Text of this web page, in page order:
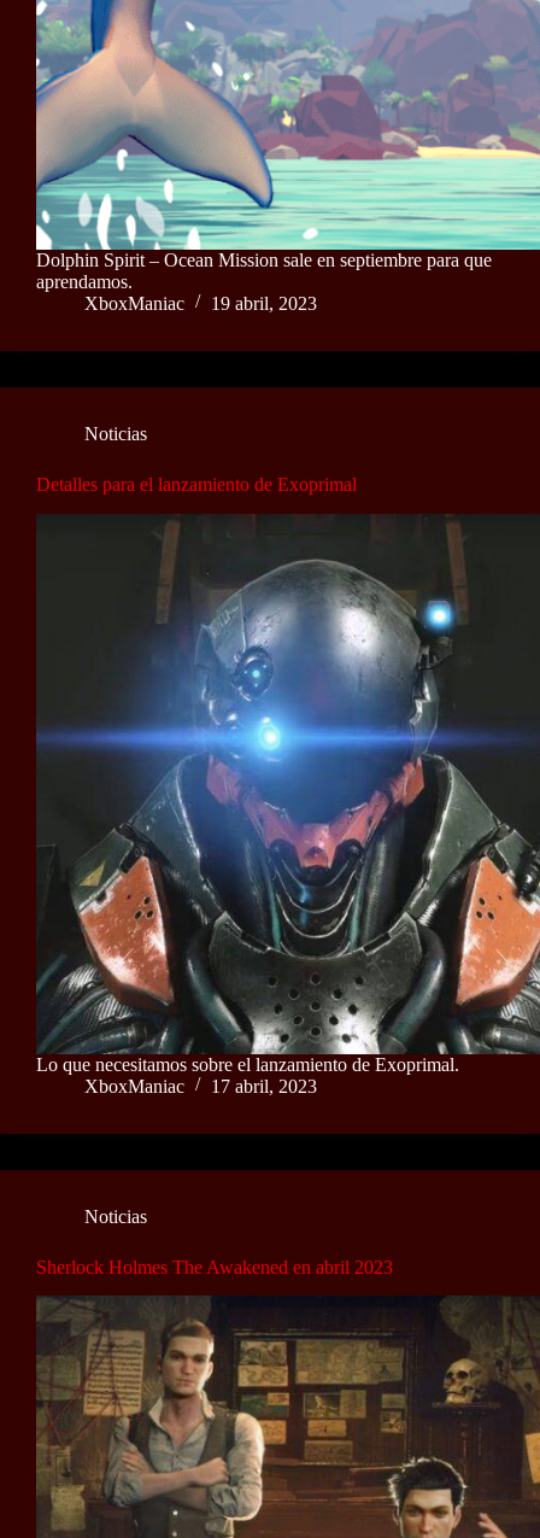
Dolphin Spirit – Ocean Mission sale en septiembre para que
aprendamos.
XboxManiac
19 abril, 2023
Noticias
Detalles para el lanzamiento de Exoprimal
Lo que necesitamos sobre el lanzamiento de Exoprimal.
XboxManiac
17 abril, 2023
Noticias
Sherlock Holmes The Awakened en abril 2023